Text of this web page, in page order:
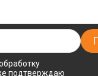
подтверждаю